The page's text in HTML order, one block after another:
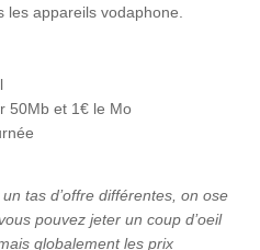
les appareils vodaphone.
50Mb et 1€ le Mo
tas d’offre différentes, on ose
pouvez jeter un coup d’oeil
globalement les prix